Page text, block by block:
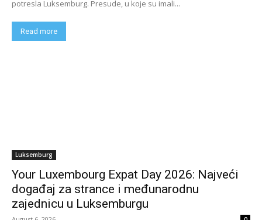
potresla Luksemburg. Presude, u koje su imali...
Read more
Luksemburg
Your Luxembourg Expat Day 2026: Najveći
događaj za strance i međunarodnu
zajednicu u Luksemburgu